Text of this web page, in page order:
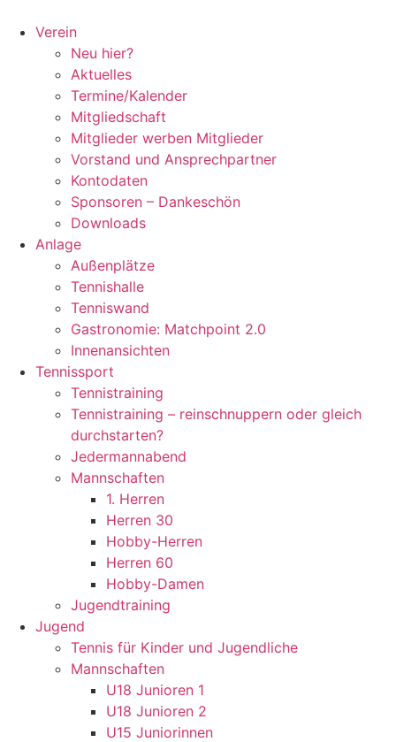
Inhalt
springen
Verein
Neu hier?
Aktuelles
Termine/Kalender
Mitgliedschaft
Mitglieder werben Mitglieder
Vorstand und Ansprechpartner
Kontodaten
Sponsoren – Dankeschön
Downloads
Anlage
Außenplätze
Tennishalle
Tenniswand
Gastronomie: Matchpoint 2.0
Innenansichten
Tennissport
Tennistraining
Tennistraining – reinschnuppern oder gleich
durchstarten?
Jedermannabend
Mannschaften
1. Herren
Herren 30
Hobby-Herren
Herren 60
Hobby-Damen
Jugendtraining
Jugend
Tennis für Kinder und Jugendliche
Mannschaften
U18 Junioren 1
U18 Junioren 2
U15 Juniorinnen